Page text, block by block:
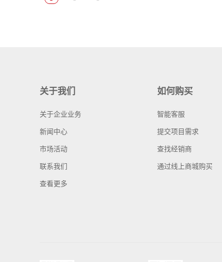
关于我们
关于企业业务
新闻中心
市场活动
联系我们
查看更多
如何购买
智能客服
提交项目需求
查找经销商
通过线上商城购买